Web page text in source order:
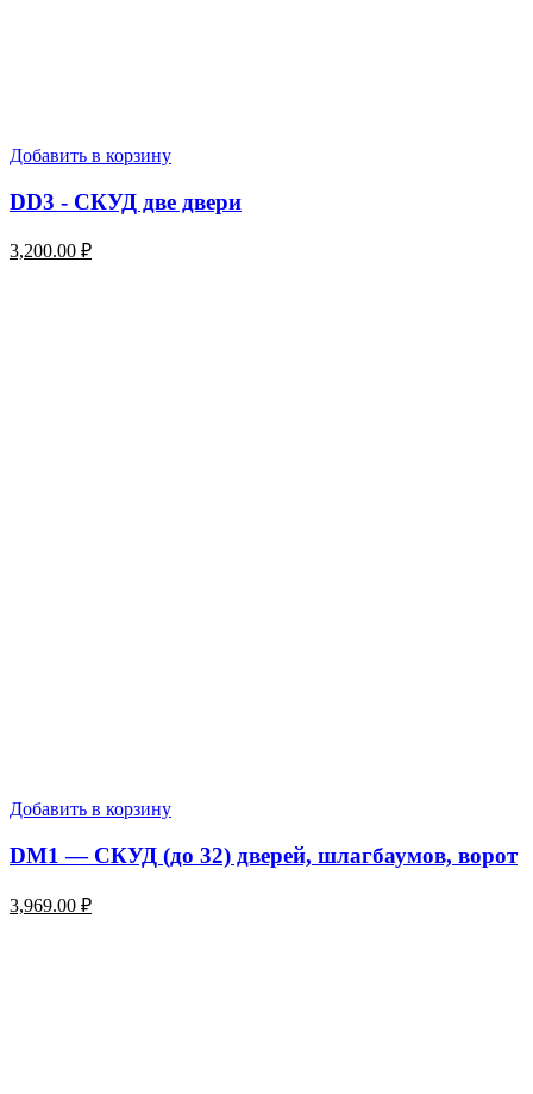
Добавить в корзину
DD3 - СКУД две двери
3,200.00 ₽
Добавить в корзину
DM1 — СКУД (до 32) дверей, шлагбаумов, ворот
3,969.00 ₽